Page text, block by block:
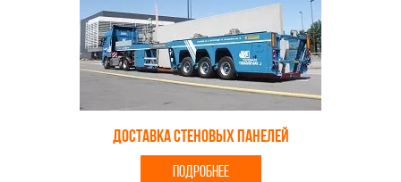
Доставка стеновых панелей
ПОДРОБНЕЕ